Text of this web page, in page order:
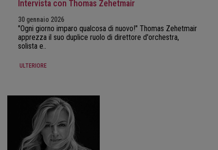
Intervista con Thomas Zehetmair
30 gennaio 2026
"Ogni giorno imparo qualcosa di nuovo!" Thomas Zehetmair
apprezza il suo duplice ruolo di direttore d'orchestra,
solista e..
ULTERIORE